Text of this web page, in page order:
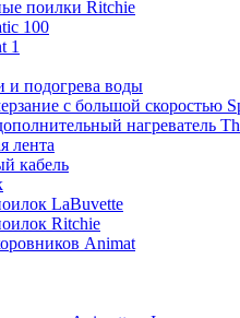
поилки Ritchie
100
1
и подогрева воды
с большой скоростью
нагреватель
лента
кабель
LaBuvette
Ritchie
Animat